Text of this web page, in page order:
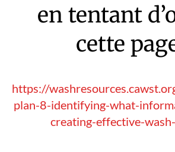
en tentant
cette
https://
plan-8-identifying-what-
creating-effective-